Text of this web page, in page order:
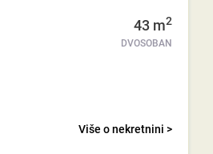
43 m2
DVOSOBAN
Više o nekretnini >